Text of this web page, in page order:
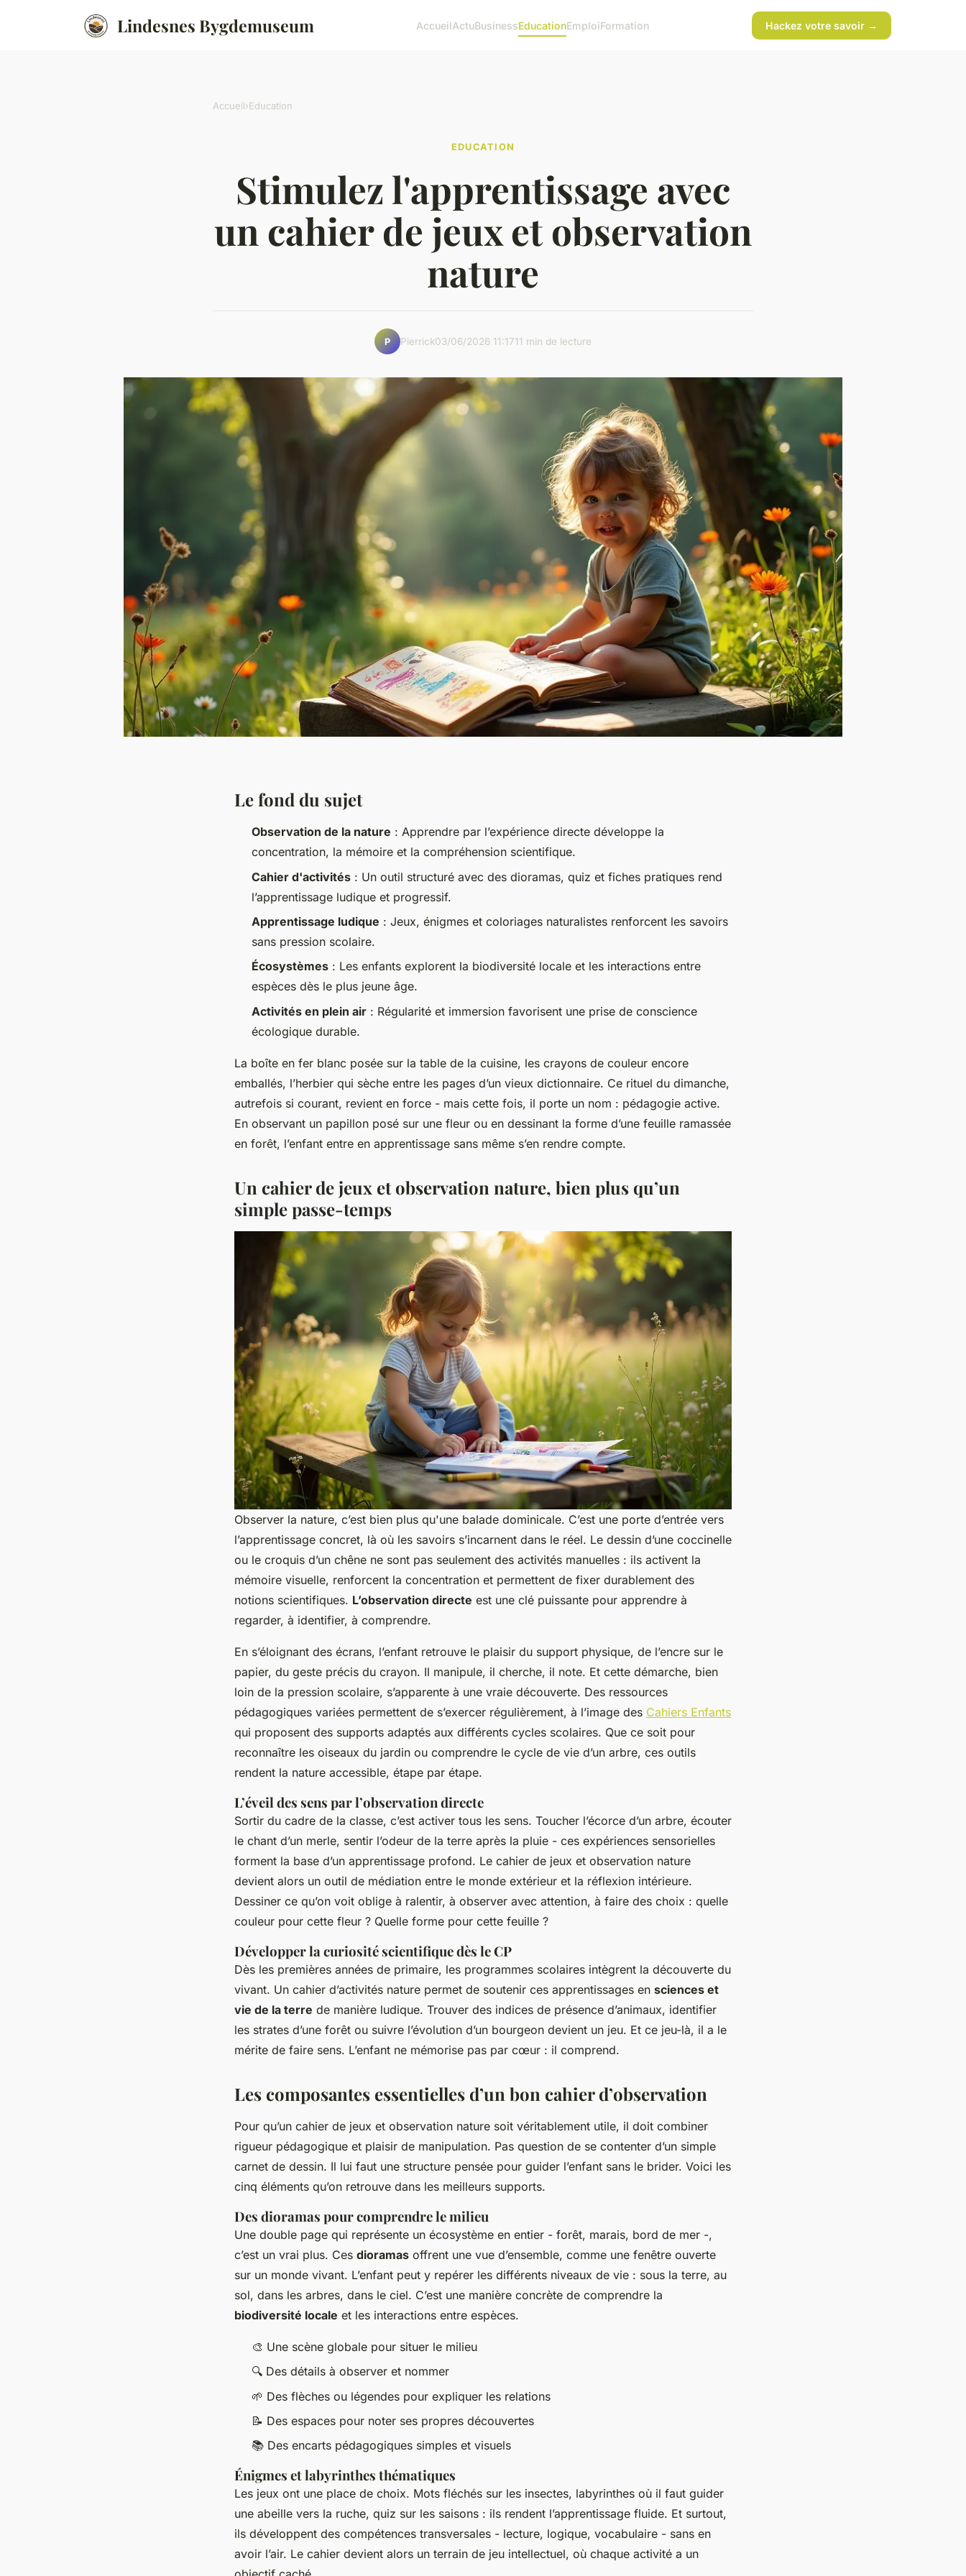
Lindesnes Bygdemuseum AccueilActuBusinessEducationEmploiFormation Hackez votre savoir →
Accueil›Education
EDUCATION
Stimulez l'apprentissage avec
un cahier de jeux et observation
nature
P Pierrick03/06/2026 11:1711 min de lecture
Le fond du sujet
Observation de la nature : Apprendre par l’expérience directe développe la
concentration, la mémoire et la compréhension scientifique.
Cahier d'activités : Un outil structuré avec des dioramas, quiz et fiches pratiques rend
l’apprentissage ludique et progressif.
Apprentissage ludique : Jeux, énigmes et coloriages naturalistes renforcent les savoirs
sans pression scolaire.
Écosystèmes : Les enfants explorent la biodiversité locale et les interactions entre
espèces dès le plus jeune âge.
Activités en plein air : Régularité et immersion favorisent une prise de conscience
écologique durable.
La boîte en fer blanc posée sur la table de la cuisine, les crayons de couleur encore
emballés, l’herbier qui sèche entre les pages d’un vieux dictionnaire. Ce rituel du dimanche,
autrefois si courant, revient en force - mais cette fois, il porte un nom : pédagogie active.
En observant un papillon posé sur une fleur ou en dessinant la forme d’une feuille ramassée
en forêt, l’enfant entre en apprentissage sans même s’en rendre compte.
Un cahier de jeux et observation nature, bien plus qu’un
simple passe-temps
Observer la nature, c’est bien plus qu'une balade dominicale. C’est une porte d’entrée vers
l’apprentissage concret, là où les savoirs s’incarnent dans le réel. Le dessin d’une coccinelle
ou le croquis d’un chêne ne sont pas seulement des activités manuelles : ils activent la
mémoire visuelle, renforcent la concentration et permettent de fixer durablement des
notions scientifiques. L’observation directe est une clé puissante pour apprendre à
regarder, à identifier, à comprendre.
En s’éloignant des écrans, l’enfant retrouve le plaisir du support physique, de l’encre sur le
papier, du geste précis du crayon. Il manipule, il cherche, il note. Et cette démarche, bien
loin de la pression scolaire, s’apparente à une vraie découverte. Des ressources
pédagogiques variées permettent de s’exercer régulièrement, à l’image des Cahiers Enfants
qui proposent des supports adaptés aux différents cycles scolaires. Que ce soit pour
reconnaître les oiseaux du jardin ou comprendre le cycle de vie d’un arbre, ces outils
rendent la nature accessible, étape par étape.
L’éveil des sens par l’observation directe
Sortir du cadre de la classe, c’est activer tous les sens. Toucher l’écorce d’un arbre, écouter
le chant d’un merle, sentir l’odeur de la terre après la pluie - ces expériences sensorielles
forment la base d’un apprentissage profond. Le cahier de jeux et observation nature
devient alors un outil de médiation entre le monde extérieur et la réflexion intérieure.
Dessiner ce qu’on voit oblige à ralentir, à observer avec attention, à faire des choix : quelle
couleur pour cette fleur ? Quelle forme pour cette feuille ?
Développer la curiosité scientifique dès le CP
Dès les premières années de primaire, les programmes scolaires intègrent la découverte du
vivant. Un cahier d’activités nature permet de soutenir ces apprentissages en sciences et
vie de la terre de manière ludique. Trouver des indices de présence d’animaux, identifier
les strates d’une forêt ou suivre l’évolution d’un bourgeon devient un jeu. Et ce jeu-là, il a le
mérite de faire sens. L’enfant ne mémorise pas par cœur : il comprend.
Les composantes essentielles d’un bon cahier d’observation
Pour qu’un cahier de jeux et observation nature soit véritablement utile, il doit combiner
rigueur pédagogique et plaisir de manipulation. Pas question de se contenter d’un simple
carnet de dessin. Il lui faut une structure pensée pour guider l’enfant sans le brider. Voici les
cinq éléments qu’on retrouve dans les meilleurs supports.
Des dioramas pour comprendre le milieu
Une double page qui représente un écosystème en entier - forêt, marais, bord de mer -,
c’est un vrai plus. Ces dioramas offrent une vue d’ensemble, comme une fenêtre ouverte
sur un monde vivant. L’enfant peut y repérer les différents niveaux de vie : sous la terre, au
sol, dans les arbres, dans le ciel. C’est une manière concrète de comprendre la
biodiversité locale et les interactions entre espèces.
🎨 Une scène globale pour situer le milieu
🔍 Des détails à observer et nommer
🌱 Des flèches ou légendes pour expliquer les relations
📝 Des espaces pour noter ses propres découvertes
📚 Des encarts pédagogiques simples et visuels
Énigmes et labyrinthes thématiques
Les jeux ont une place de choix. Mots fléchés sur les insectes, labyrinthes où il faut guider
une abeille vers la ruche, quiz sur les saisons : ils rendent l’apprentissage fluide. Et surtout,
ils développent des compétences transversales - lecture, logique, vocabulaire - sans en
avoir l’air. Le cahier devient alors un terrain de jeu intellectuel, où chaque activité a un